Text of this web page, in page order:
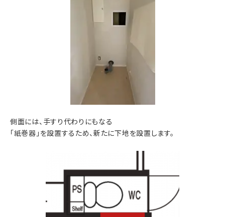
側面には、手すり代わりにもなる
「紙巻器」を設置するため、新たに下地を設置します。